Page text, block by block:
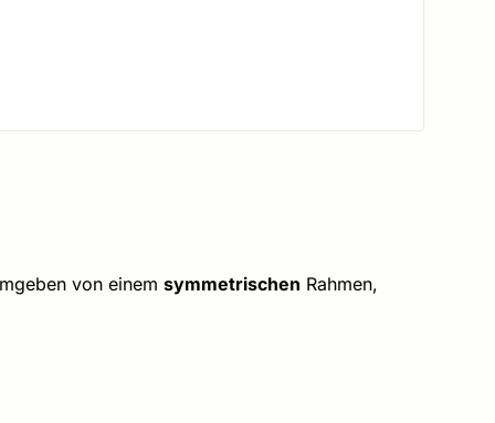
von einem symmetrischen Rahmen,